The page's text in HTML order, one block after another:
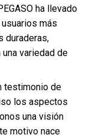
ha llevado
más
duraderas,
variedad de
testimonio de
los aspectos
una visión
motivo nace